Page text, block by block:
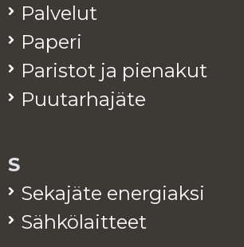
Pal­ve­lut
Pa­pe­ri
Pa­ris­tot ja pie­na­kut
Puu­tar­ha­jä­te
S
Se­ka­jä­te ener­giak­si
Säh­kö­lait­teet